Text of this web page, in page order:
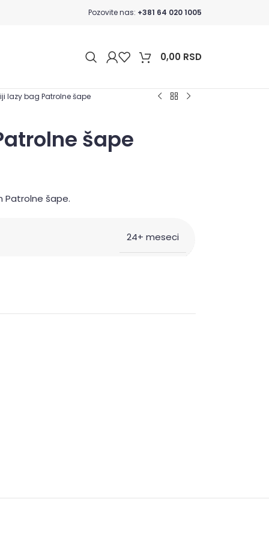
Pozovite nas: +381 64 020 1005
0,00 RSD
lazy bag Patrolne šape
šape
Patrolne šape.
24+ meseci